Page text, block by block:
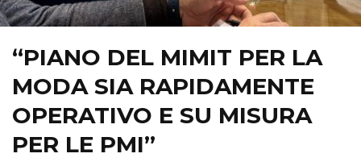
“PIANO DEL MIMIT PER LA
MODA SIA RAPIDAMENTE
OPERATIVO E SU MISURA
PER LE PMI”